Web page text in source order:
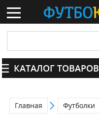
КАТАЛОГ ТОВАРОВ
Главная Футболки